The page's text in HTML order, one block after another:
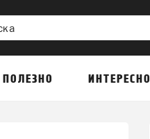
ПОЛЕЗНО ИНТЕРЕСНО